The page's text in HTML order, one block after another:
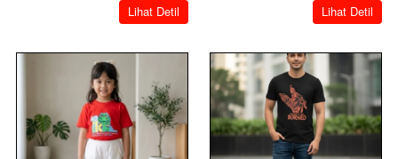
`Lihat Detil
`Lihat Detil